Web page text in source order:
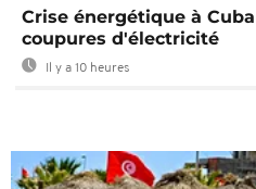
Crise énergétique à
coupures d'électricité
Il y a 10 heures